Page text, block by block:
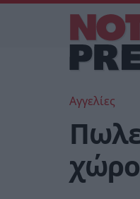
Αγγελίες